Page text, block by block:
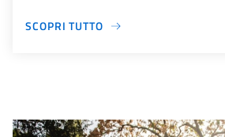
SCOPRI TUTTO